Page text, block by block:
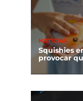
NOTICIAS
Squishies
provocar